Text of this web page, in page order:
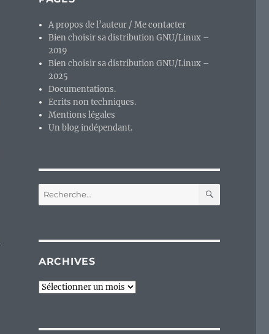
A propos de l’auteur / Me contacter
Bien choisir sa distribution GNU/Linux –
2019
Bien choisir sa distribution GNU/Linux –
2025
Documentations.
Ecrits non techniques.
Mentions légales
Un blog indépendant.
Recherche
pour :
ARCHIVES
Archives